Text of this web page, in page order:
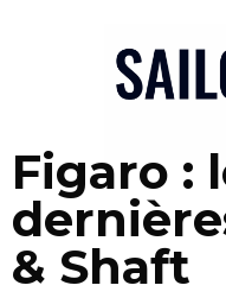
Figaro :
& Shaft